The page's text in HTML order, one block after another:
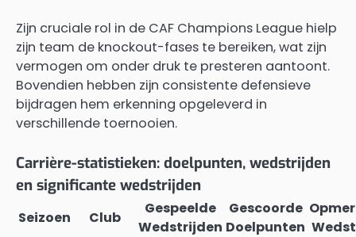
Zijn cruciale rol in de CAF Champions League hielp
zijn team de knockout-fases te bereiken, wat zijn
vermogen om onder druk te presteren aantoont.
Bovendien hebben zijn consistente defensieve
bijdragen hem erkenning opgeleverd in
verschillende toernooien.
Carrière-statistieken: doelpunten, wedstrijden
en significante wedstrijden
Seizoen Club
Gespeelde
Wedstrijden
Gescoorde
Doelpunten